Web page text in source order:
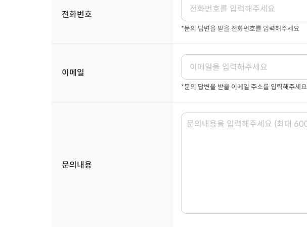
전화번호
*문의 답변을 받을 전화번호를 입력해주세요
이메일
*문의 답변을 받을 이메일 주소를 입력해주세요
문의내용